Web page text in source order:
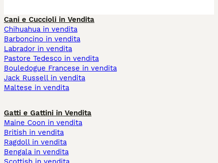
Cani e Cuccioli in Vendita
Chihuahua in vendita
Barboncino in vendita
Labrador in vendita
Pastore Tedesco in vendita
Bouledogue Francese in vendita
Jack Russell in vendita
Maltese in vendita
Gatti e Gattini in Vendita
Maine Coon in vendita
British in vendita
Ragdoll in vendita
Bengala in vendita